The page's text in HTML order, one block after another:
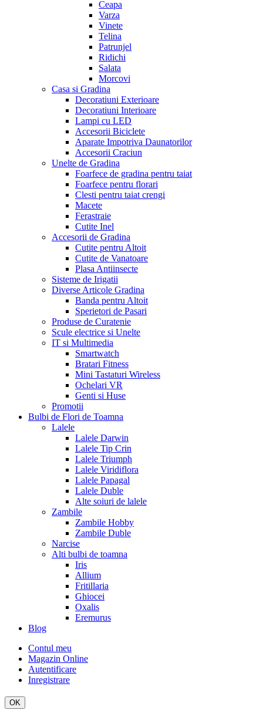
Ceapa
Varza
Vinete
Telina
Patrunjel
Ridichi
Salata
Morcovi
Casa si Gradina
Decoratiuni Exterioare
Decoratiuni Interioare
Lampi cu LED
Accesorii Biciclete
Aparate Impotriva Daunatorilor
Accesorii Craciun
Unelte de Gradina
Foarfece de gradina pentru taiat
Foarfece pentru florari
Clesti pentru taiat crengi
Macete
Ferastraie
Cutite Inel
Accesorii de Gradina
Cutite pentru Altoit
Cutite de Vanatoare
Plasa Antiinsecte
Sisteme de Irigatii
Diverse Articole Gradina
Banda pentru Altoit
Sperietori de Pasari
Produse de Curatenie
Scule electrice si Unelte
IT si Multimedia
Smartwatch
Bratari Fitness
Mini Tastaturi Wireless
Ochelari VR
Genti si Huse
Promotii
Bulbi de Flori de Toamna
Lalele
Lalele Darwin
Lalele Tip Crin
Lalele Triumph
Lalele Viridiflora
Lalele Papagal
Lalele Duble
Alte soiuri de lalele
Zambile
Zambile Hobby
Zambile Duble
Narcise
Alti bulbi de toamna
Iris
Allium
Fritillaria
Ghiocei
Oxalis
Eremurus
Blog
Contul meu
Magazin Online
Autentificare
Inregistrare
OK